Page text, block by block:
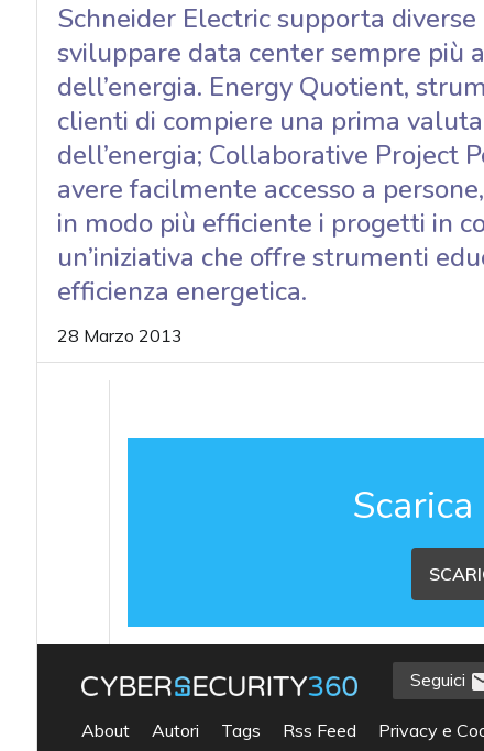
Schneider Electric supporta
sviluppare data center sempre più
dell’energia. Energy Quotient,
clienti di compiere una prima
dell’energia; Collaborative Project
avere facilmente accesso a
in modo più efficiente i progetti in
un’iniziativa che offre strumenti
efficienza energetica.
28 Marzo 2013
Seguici
About Autori Tags Rss Feed Privacy e